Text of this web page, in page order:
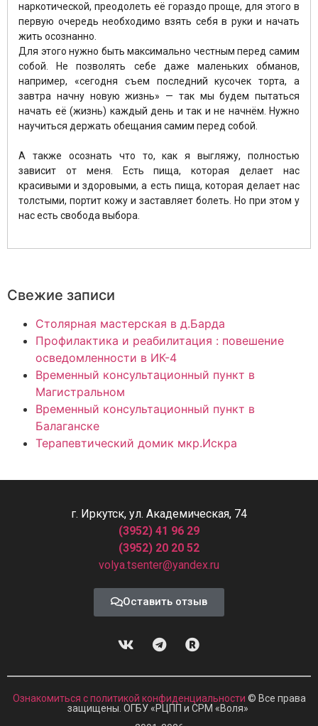
наркотической, преодолеть её гораздо проще, для этого в
первую очередь необходимо взять себя в руки и начать
жить осознанно.
Для этого нужно быть максимально честным перед самим
собой. Не позволять себе даже маленьких обманов,
например, «сегодня съем последний кусочек торта, а
завтра начну новую жизнь» — так мы будем пытаться
начать её (жизнь) каждый день и так и не начнём. Нужно
научиться держать обещания самим перед собой.
А также осознать что то, как я выгляжу, полностью
зависит от меня. Есть пища, которая делает нас
красивыми и здоровыми, а есть пища, которая делает нас
толстыми, портит кожу и заставляет болеть. Но при этом у
нас есть свобода выбора.
Свежие записи
Столярная мастерская в д.Барда
Профилактика и реабилитация : повешение
осведомленности в ИК-4
Временный консультационный пункт в
Магистральном
Временный консультационный пункт в
Балаганске
Терапевтический домик мкр.Искра
г. Иркутск, ул. Академическая, 74
(3952) 41 96 29
(3952) 20 20 52
volya.tsenter@yandex.ru
Оставить отзыв
Ознакомиться с политикой конфиденциальности © Все права
защищены. ОГБУ «РЦПП и СРМ «Воля»